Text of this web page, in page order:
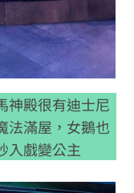
神殿很有迪士尼
法滿屋，女鵝也
入戲變公主